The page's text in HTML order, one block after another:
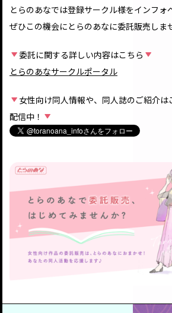
とらのあなでは登録サークル様をインフォ
ぜひこの機会にとらのあなに委託販売しま
委託に関する詳しい内容はこちら
とらのあなサークルポータル
女性向け同人情報や、同人誌のご紹介
配信中！